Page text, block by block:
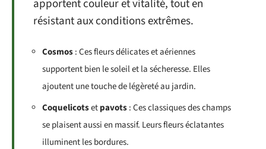
apportent couleur et vitalité, tout en
résistant aux conditions extrêmes.
Cosmos: Ces fleurs délicates et aériennes
supportent bien le soleil et la sécheresse. Elles
ajoutent une touche de légèreté au jardin.
Coquelicotsetpavots: Ces classiques des champs
se plaisent aussi en massif. Leurs fleurs éclatantes
illuminent les bordures.